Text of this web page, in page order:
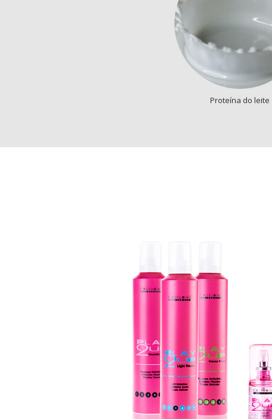
Proteína do leite